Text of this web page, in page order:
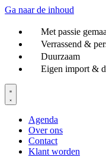
Ga naar de inhoud
Met passie
Verrassend &
Duurzaam
Eigen import &
Agenda
Over ons
Contact
Klant worden